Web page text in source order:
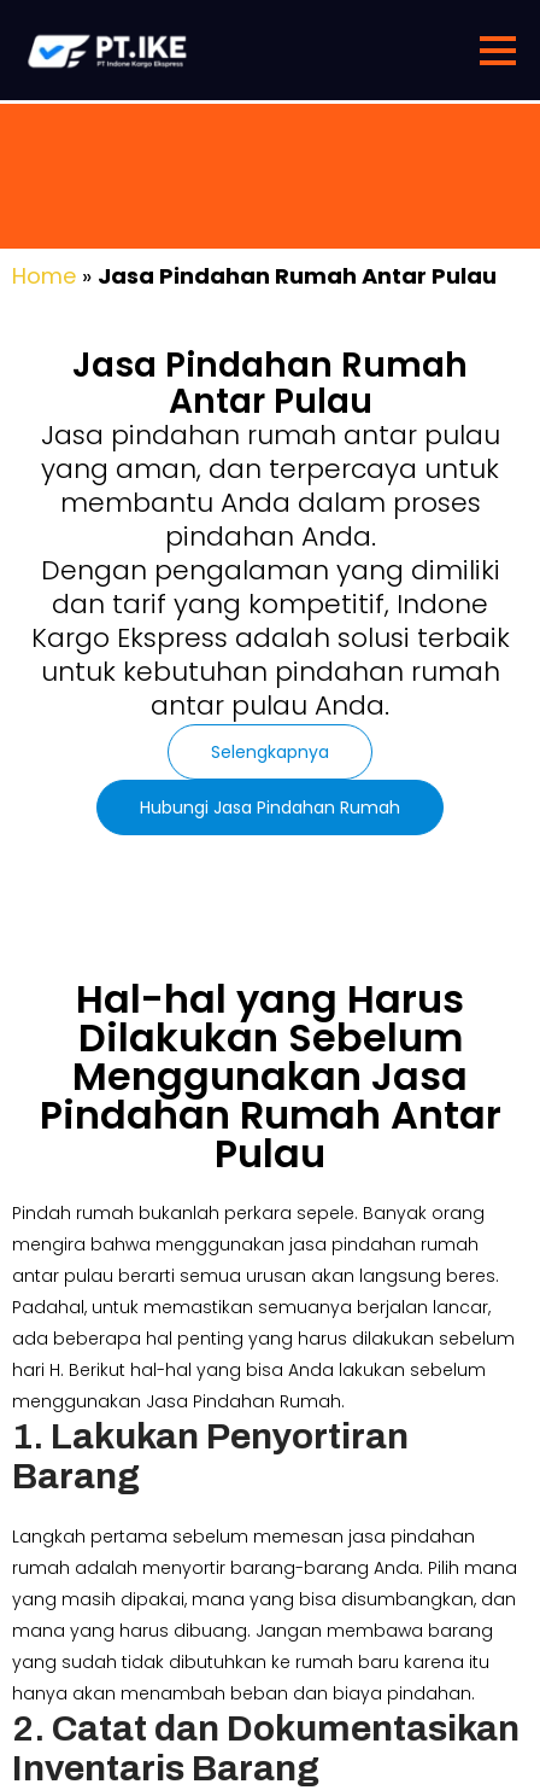
Home » Jasa Pindahan Rumah Antar Pulau
Jasa Pindahan Rumah
Antar Pulau
Jasa pindahan rumah antar pulau
yang aman, dan terpercaya untuk
membantu Anda dalam proses
pindahan Anda.
Dengan pengalaman yang dimiliki
dan tarif yang kompetitif, Indone
Kargo Ekspress adalah solusi terbaik
untuk kebutuhan pindahan rumah
antar pulau Anda.
Selengkapnya
Hubungi Jasa Pindahan Rumah
Hal-hal yang Harus
Dilakukan Sebelum
Menggunakan Jasa
Pindahan Rumah Antar
Pulau
Pindah rumah bukanlah perkara sepele. Banyak orang
mengira bahwa menggunakan jasa pindahan rumah
antar pulau berarti semua urusan akan langsung beres.
Padahal, untuk memastikan semuanya berjalan lancar,
ada beberapa hal penting yang harus dilakukan sebelum
hari H. Berikut hal-hal yang bisa Anda lakukan sebelum
menggunakan Jasa Pindahan Rumah.
1. Lakukan Penyortiran
Barang
Langkah pertama sebelum memesan jasa pindahan
rumah adalah menyortir barang-barang Anda. Pilih mana
yang masih dipakai, mana yang bisa disumbangkan, dan
mana yang harus dibuang. Jangan membawa barang
yang sudah tidak dibutuhkan ke rumah baru karena itu
hanya akan menambah beban dan biaya pindahan.
2. Catat dan Dokumentasikan
Inventaris Barang